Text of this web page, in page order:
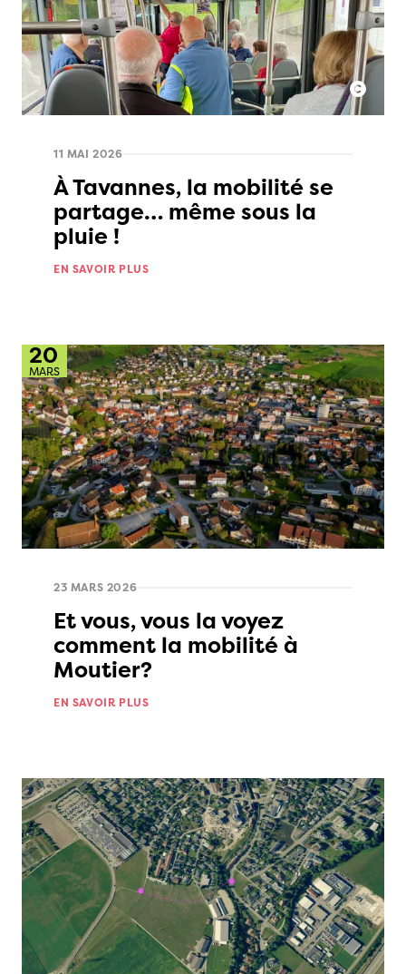
11 MAI 2026
À Tavannes, la mobilité se
partage… même sous la
pluie !
EN SAVOIR PLUS
20
MARS
23 MARS 2026
Et vous, vous la voyez
comment la mobilité à
Moutier?
EN SAVOIR PLUS